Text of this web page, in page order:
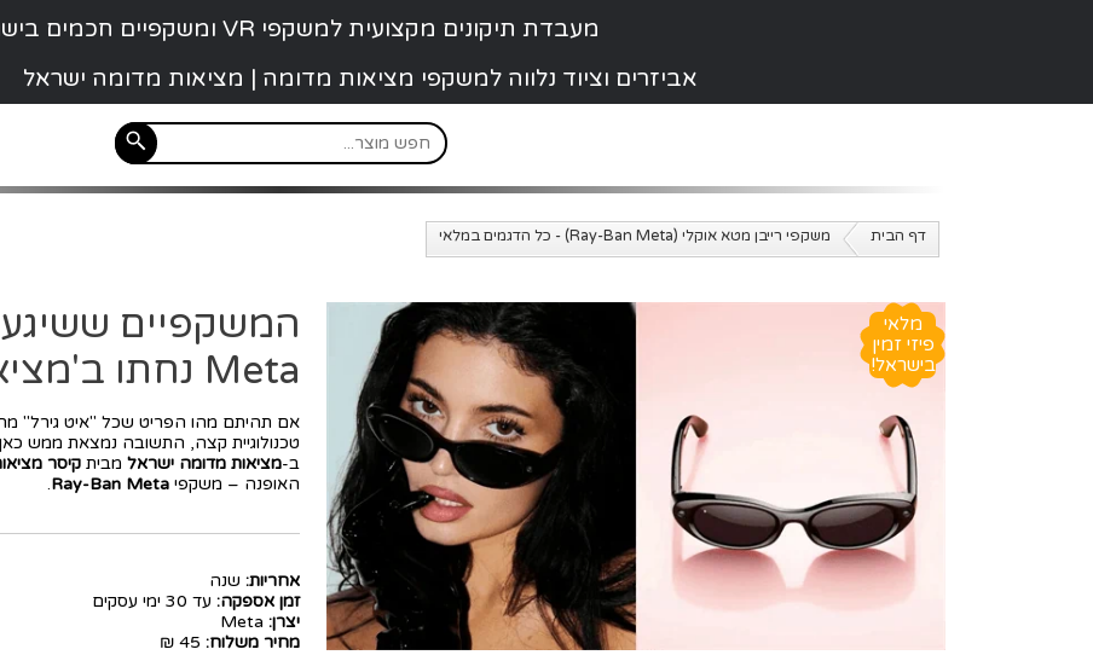
מעבדת תיקונים מקצועית למשקפי VR ומשקפיים חכמים בישראל
אביזרים וציוד נלווה למשקפי מציאות מדומה | מציאות מדומה ישראל
דף הבית משקפי רייבן מטא אוקלי (Ray-Ban Meta) - כל הדגמים במלאי
מלאי
פיזי זמין
בישראל!
Meta נחתו ב'מציאות מדומה ישראל'
אם תהיתם מהו הפריט שכל "איט גירל"
טכנולוגיית קצה, התשובה נמצאת ממש
ב-מציאות מדומה ישראל מביתקיסר
האופנה – משקפיRay-Ban Meta
.
אחריות: שנה
זמן אספקה: עד 30 ימי עסקים
יצרן: Meta
מחיר משלוח: 45 ₪